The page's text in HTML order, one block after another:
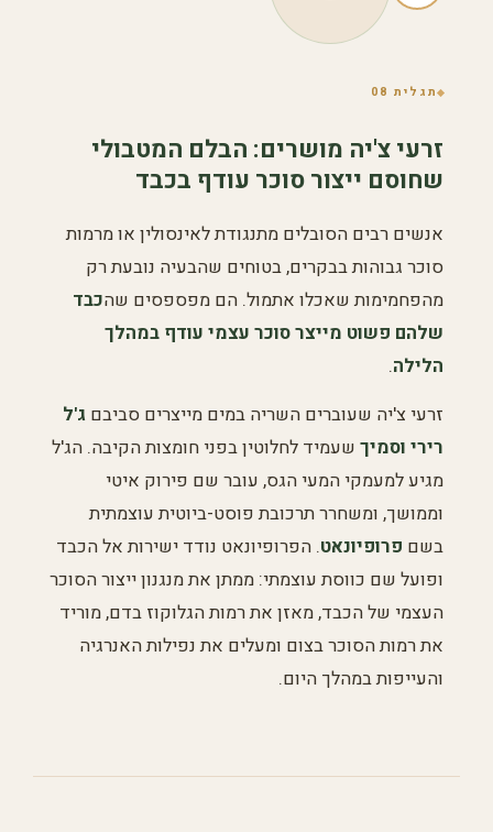
תגלית 08
זרעי צ'יה מושרים: הבלם המטבולי
שחוסם ייצור סוכר עודף בכבד
אנשים רבים הסובלים מתנגודת לאינסולין או מרמות
סוכר גבוהות בבקרים, בטוחים שהבעיה נובעת רק
מהפחמימות שאכלו אתמול. הם מפספסים שהכבד
שלהם פשוט מייצר סוכר עצמי עודף במהלך
הלילה.
זרעי צ'יה שעוברים השריה במים מייצרים סביבם ג'ל
רירי וסמיך שעמיד לחלוטין בפני חומצות הקיבה. הג'ל
מגיע למעמקי המעי הגס, עובר שם פירוק איטי
וממושך, ומשחרר תרכובת פוסט-ביוטית עוצמתית
בשם פרופיונאט. הפרופיונאט נודד ישירות אל הכבד
ופועל שם כווסת עוצמתי: ממתן את מנגנון ייצור הסוכר
העצמי של הכבד, מאזן את רמות הגלוקוז בדם, מוריד
את רמות הסוכר בצום ומעלים את נפילות האנרגיה
והעייפות במהלך היום.